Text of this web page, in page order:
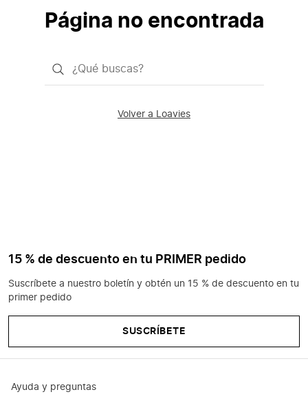
Página no encontrada
¿Qué
Volver a Loavies
15 % de descuento en tu PRIMER pedido
Suscríbete a nuestro boletín y obtén un 15 % de descuento en tu
primer pedido
SUSCRÍBETE
Ayuda y preguntas